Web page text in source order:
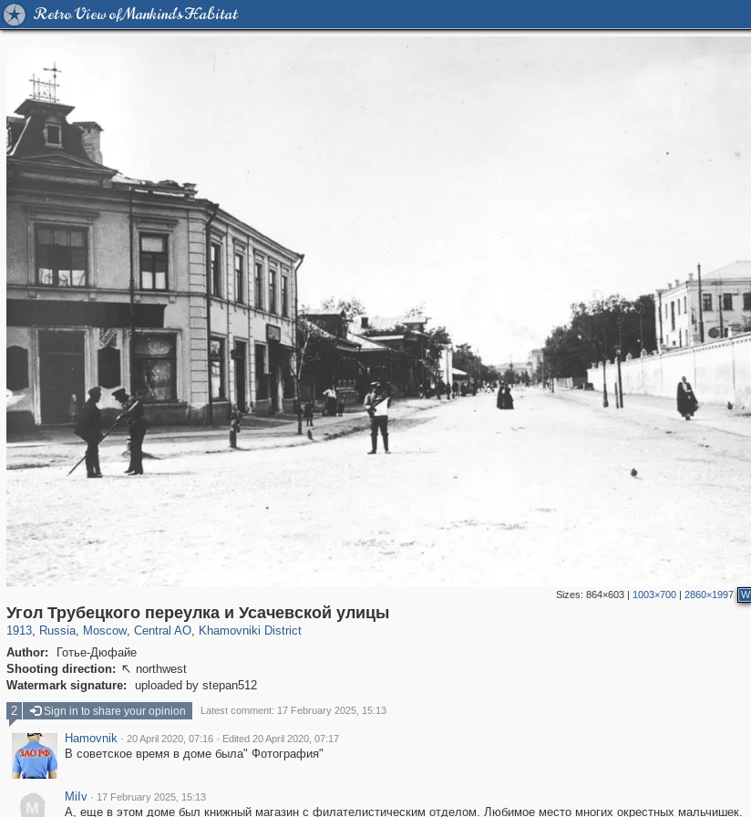
Retro View of Mankind's Habitat
Sizes: 864×603| 1003×700| 2860×1997 W
Угол Трубецкого переулка и Усачевской улицы
1913, Russia
1,406,838 29,243
, Moscow
319,861 8,286
, Central AO
160,009 5,916
, Khamovniki District
19,395 722
Author:
Готье-Дюфайе
Shooting direction:  northwest
Watermark signature:
uploaded by stepan512
2 Sign in to share your opinion Latest comment: 17 February 2025, 15:13
Hamovnik · 20 April 2020, 07:16 · Edited 20 April 2020, 07:17
В советское время в доме была" Фотография"
M
MiIv · 17 February 2025, 15:13
А, еще в этом доме был книжный магазин с филателистическим отделом. Любимое место многих окрестных мальчишек.